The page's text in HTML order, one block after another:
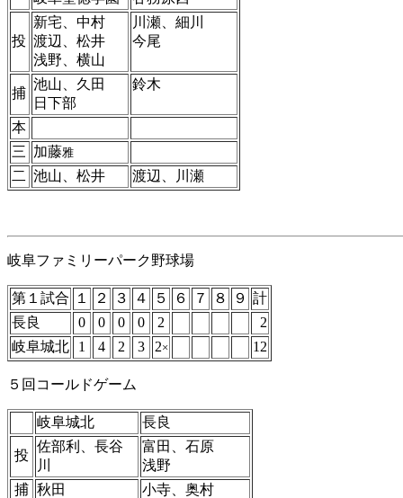
投
新宅、中村
渡辺、松井
浅野、横山
川瀬、細川
今尾
捕
池山、久田
日下部
鈴木
本
三 加藤雅
二 池山、松井 渡辺、川瀬
岐阜ファミリーパーク野球場
第１試合 １ ２ ３ ４ ５ ６ ７ ８ ９ 計
長良
0 0 0 0 2
2
岐阜城北
1 4 2 3 2× 12
５回コールドゲーム
岐阜城北 長良
投
佐部利、長谷
川
富田、石原
浅野
捕 秋田
小寺、奥村